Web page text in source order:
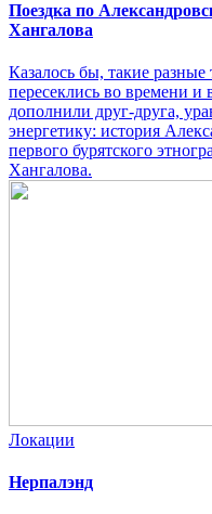
Поездка по
Хангалова
Казалось бы, такие
пересеклись во времени и
дополнили друг-друга,
энергетику: история
первого бурятского
Хангалова.
Локации
Нерпалэнд